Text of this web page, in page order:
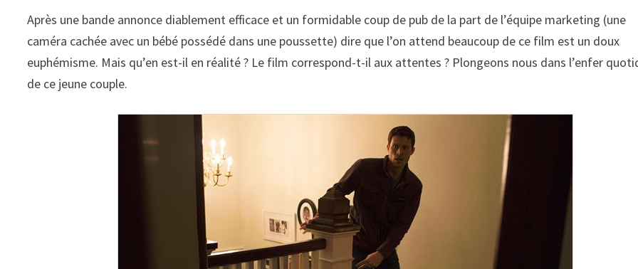
Après une bande annonce diablement efficace et un formidable coup de pub de la part de l’équipe marketing (une
caméra cachée avec un bébé possédé dans une poussette) dire que l’on attend beaucoup de ce film est un doux
euphémisme. Mais qu’en est-il en réalité ? Le film correspond-t-il aux attentes ? Plongeons nous dans l’enfer
de ce jeune couple.